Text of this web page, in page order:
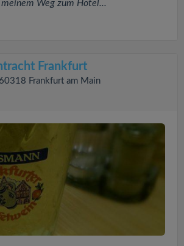
Weg zum Hotel...
Frankfurt
Frankfurt am Main